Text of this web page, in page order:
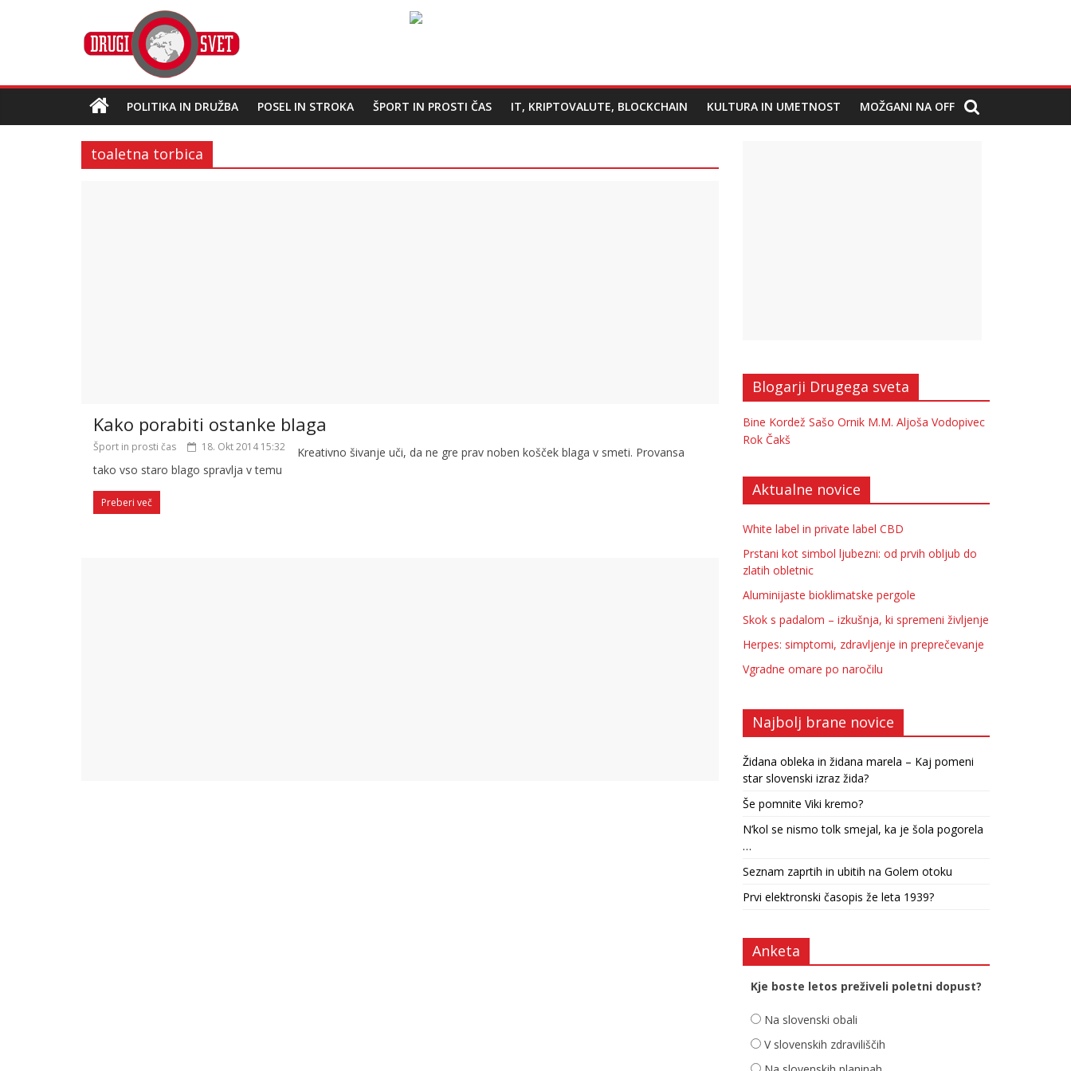
POLITIKA IN DRUŽBA POSEL IN STROKA ŠPORT IN PROSTI ČAS IT, KRIPTOVALUTE, BLOCKCHAIN KULTURA IN UMETNOST MOŽGANI NA OFF
toaletna torbica
Kako porabiti ostanke blaga
Šport in prosti čas 18. Okt 2014 15:32
Kreativno šivanje uči, da ne gre prav noben košček blaga v smeti. Provansa
tako vso staro blago spravlja v temu
Preberi več
Blogarji Drugega sveta
Bine Kordež Sašo Ornik M.M. Aljoša Vodopivec
Rok Čakš
Aktualne novice
White label in private label CBD
Prstani kot simbol ljubezni: od prvih obljub do
zlatih obletnic
Aluminijaste bioklimatske pergole
Skok s padalom – izkušnja, ki spremeni življenje
Herpes: simptomi, zdravljenje in preprečevanje
Vgradne omare po naročilu
Najbolj brane novice
Židana obleka in židana marela – Kaj pomeni
star slovenski izraz žida?
Še pomnite Viki kremo?
N’kol se nismo tolk smejal, ka je šola pogorela
…
Seznam zaprtih in ubitih na Golem otoku
Prvi elektronski časopis že leta 1939?
Anketa
Kje boste letos preživeli poletni dopust?
Na slovenski obali
V slovenskih zdraviliščih